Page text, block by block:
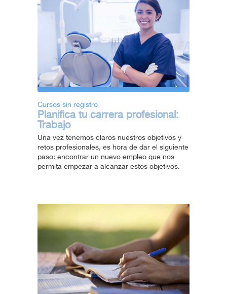
Cursos sin registro
Planifica tu carrera profesional:
Trabajo
Una vez tenemos claros nuestros objetivos y
retos profesionales, es hora de dar el siguiente
paso: encontrar un nuevo empleo que nos
permita empezar a alcanzar estos objetivos.